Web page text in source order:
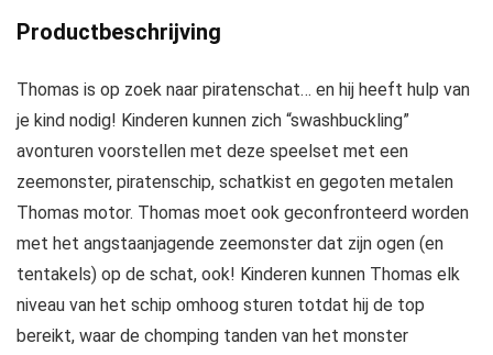
Productbeschrijving
Thomas is op zoek naar piratenschat… en hij heeft hulp van
je kind nodig! Kinderen kunnen zich “swashbuckling”
avonturen voorstellen met deze speelset met een
zeemonster, piratenschip, schatkist en gegoten metalen
Thomas motor. Thomas moet ook geconfronteerd worden
met het angstaanjagende zeemonster dat zijn ogen (en
tentakels) op de schat, ook! Kinderen kunnen Thomas elk
niveau van het schip omhoog sturen totdat hij de top
bereikt, waar de chomping tanden van het monster